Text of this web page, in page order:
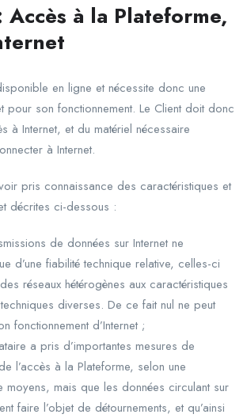
Accès à la Plateforme,
en ligne et nécessite donc une
pour son fonctionnement. Le Client doit donc
à Internet, et du matériel nécessaire
à Internet.
pris connaissance des caractéristiques et
décrites ci-dessous :
de données sur Internet ne
d’une fiabilité technique relative, celles-ci
réseaux hétérogènes aux caractéristiques
diverses. De ce fait nul ne peut
fonctionnement d’Internet ;
a pris d’importantes mesures de
l’accès à la Plateforme, selon une
moyens, mais que les données circulant sur
faire l’objet de détournements, et qu’ainsi